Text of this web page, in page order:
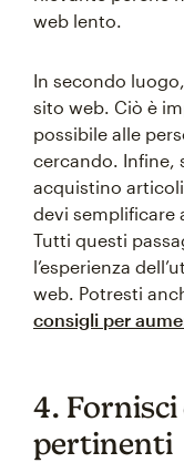
web lento.
In secondo
sito web. Ciò è
possibile alle
cercando. Infine,
acquistino
devi semplificare
Tutti questi
l’esperienza
web. Potresti
consigli per
4.
pertinenti